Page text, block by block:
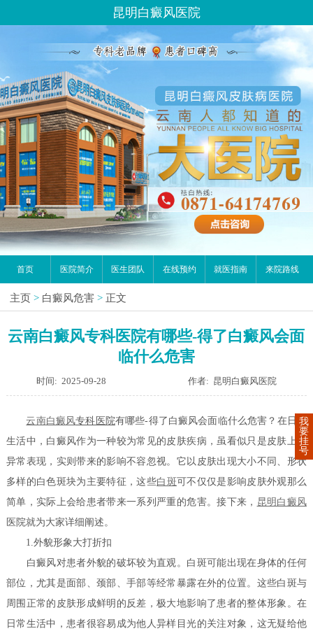
昆明白癜风医院
首页 医院简介 医生团队 在线预约 就医指南 来院路线
主页 > 白癜风危害 > 正文
云南白癜风专科医院有哪些-得了白癜风会面
临什么危害
时间: 2025-09-28 作者: 昆明白癜风医院
云南白癜风专科医院有哪些-得了白癜风会面临什么危害？在日常
生活中，白癜风作为一种较为常见的皮肤疾病，虽看似只是皮肤上的
异常表现，实则带来的影响不容忽视。它以皮肤出现大小不同、形状
多样的白色斑块为主要特征，这些白斑可不仅仅是影响皮肤外观那么
简单，实际上会给患者带来一系列严重的危害。接下来， 昆明白癜风
医院就为大家详细阐述。
1.外貌形象大打折扣
白癜风对患者外貌的破坏较为直观。白斑可能出现在身体的任何
部位，尤其是面部、颈部、手部等经常暴露在外的位置。这些白斑与
周围正常的皮肤形成鲜明的反差，极大地影响了患者的整体形象。在
日常生活中，患者很容易成为他人异样目光的关注对象，这无疑给他
我
要
挂
号